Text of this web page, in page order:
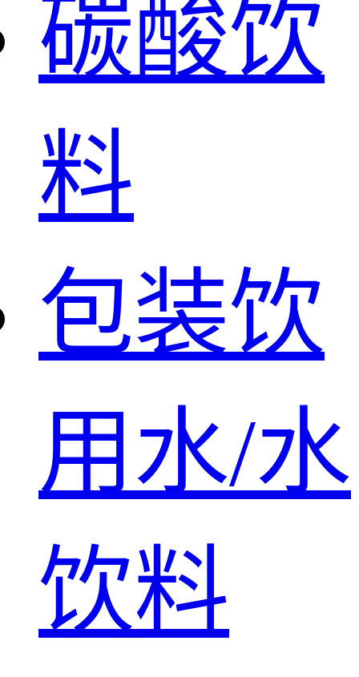
碳酸饮
料
包装饮
用水/水
饮料